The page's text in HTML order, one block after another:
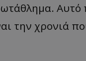
Αυτό
την χρονιά